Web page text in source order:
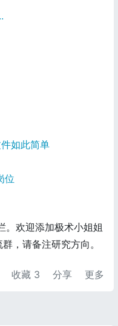
如此简单
位
。欢迎添加极术小姐姐
，请备注研究方向。
收藏 3 分享 更多